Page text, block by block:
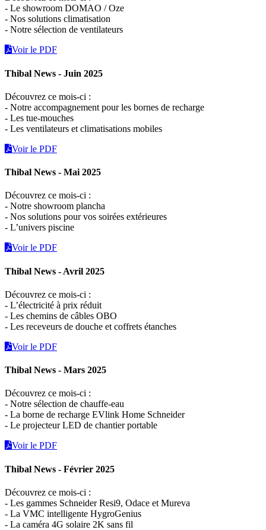
- Le showroom DOMAO / Oze
- Nos solutions climatisation
- Notre sélection de ventilateurs
Voir le PDF
Thibal News - Juin 2025
Découvrez ce mois-ci :
- Notre accompagnement pour les bornes de recharge
- Les tue-mouches
- Les ventilateurs et climatisations mobiles
Voir le PDF
Thibal News - Mai 2025
Découvrez ce mois-ci :
- Notre showroom plancha
- Nos solutions pour vos soirées extérieures
- L’univers piscine
Voir le PDF
Thibal News - Avril 2025
Découvrez ce mois-ci :
- L’électricité à prix réduit
- Les chemins de câbles OBO
- Les receveurs de douche et coffrets étanches
Voir le PDF
Thibal News - Mars 2025
Découvrez ce mois-ci :
- Notre sélection de chauffe-eau
- La borne de recharge EVlink Home Schneider
- Le projecteur LED de chantier portable
Voir le PDF
Thibal News - Février 2025
Découvrez ce mois-ci :
- Les gammes Schneider Resi9, Odace et Mureva
- La VMC intelligente HygroGenius
- La caméra 4G solaire 2K sans fil